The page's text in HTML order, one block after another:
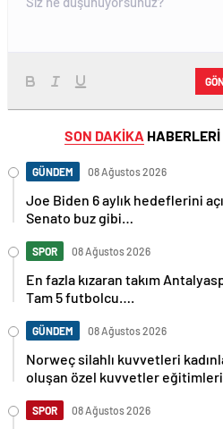
SON DAKİKA HABERLERİ
GÜNDEM 08 Ağustos 2026
Joe Biden 6 aylık hedeflerini
Senato buz gibi…
SPOR 08 Ağustos 2026
En fazla kızaran takım
Tam 5 futbolcu….
GÜNDEM 08 Ağustos 2026
Norweç silahlı kuvvetleri
oluşan özel kuvvetler
SPOR 08 Ağustos 2026